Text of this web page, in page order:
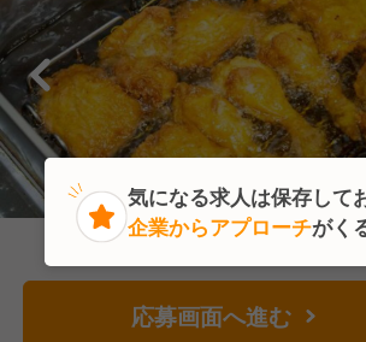
応募画面へ進む
気になる求人は保存して
企業からアプローチがく